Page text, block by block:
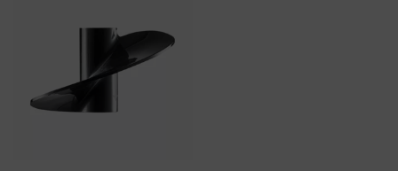
muunnelma.
Voit